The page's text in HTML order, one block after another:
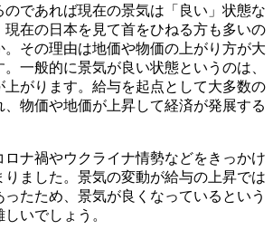
であれば現在の景気は「良い」状態な
現在の日本を見て首をひねる方も多いの
。その理由は地価や物価の上がり方が大
一般的に景気が良い状態というのは、
上がります。給与を起点として大多数の
、物価や地価が上昇して経済が発展する
ナ禍やウクライナ情勢などをきっかけ
りました。景気の変動が給与の上昇では
たため、景気が良くなっているという
いでしょう。